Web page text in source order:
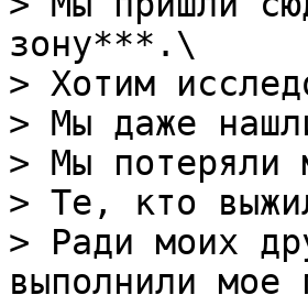
зону***.\
> Хотим
> Мы даже
> Мы потеряли
> Те, кто
> Ради моих
выполнили мое